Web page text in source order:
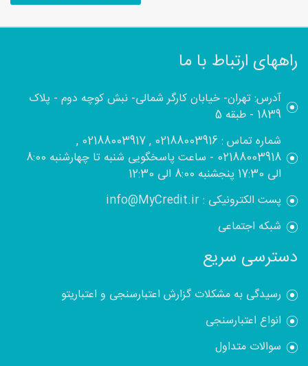
راههای ارتباط با ما
آدرس: تهران- خیابان کارگر شمالی- نبش کوچه دوم - پلاک
1839 - طبقه 5
شماره تماس : 02188003916 , 02188003917 ,
02188003918 - ساعت پاسخگویی شنبه تا چهارشنبه 8:00
الی 17:30 پنجشنبه 8:00 الی 12:30
پست الکترونیکی : info@MyCredit.ir
شبکه اجتماعی
دسترسی سریع
رسیدگی به مشکلات گزارش اعتبارسنجی و اعتباریتو
انواع اعتبارسنجی
سوالات متداول